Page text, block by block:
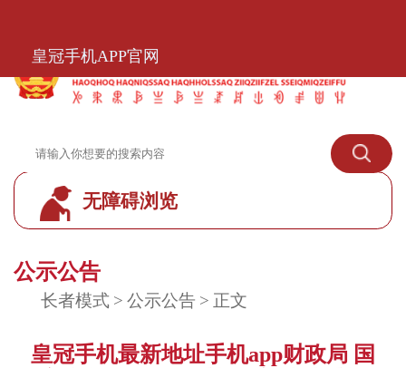
皇冠手机APP官网
无障碍浏览
公示公告
长者模式 > 公示公告 > 正文
皇冠手机最新地址手机app财政局 国